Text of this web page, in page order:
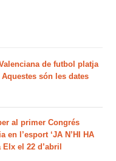
de futbol platja
són les dates
al primer Congrés
l’esport ‘JA N’HI HA
Elx el 22 d’abril